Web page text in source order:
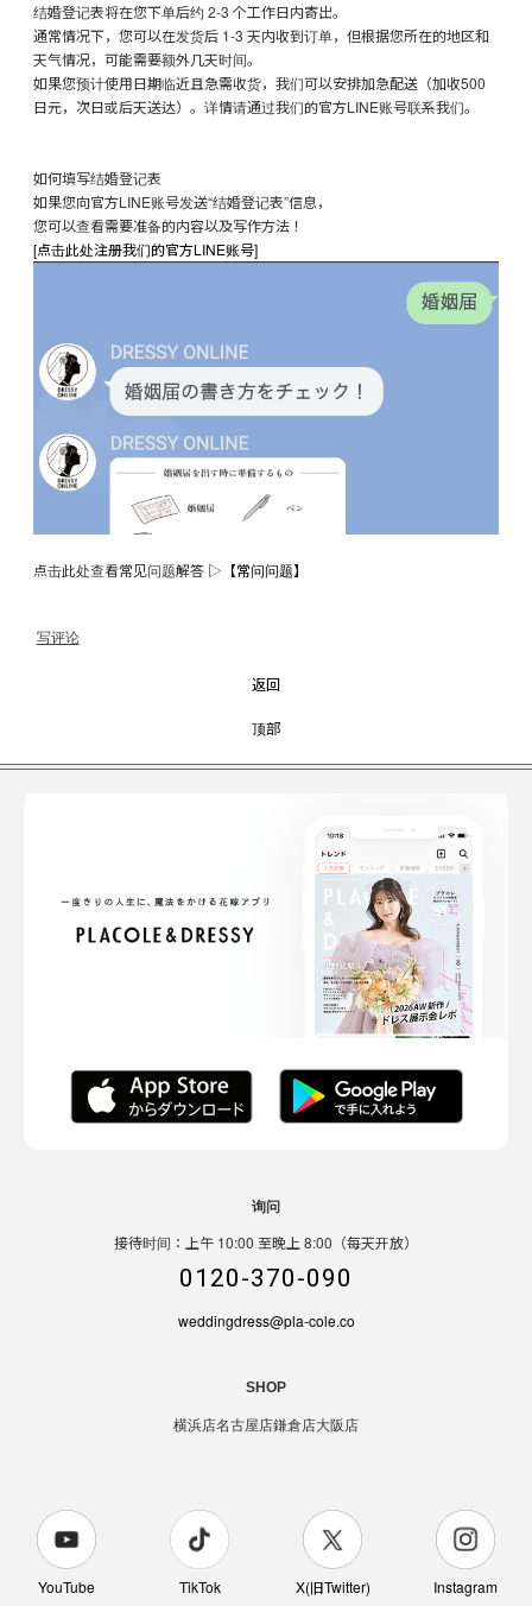
结婚登记表将在您下单后约 2-3 个工作日内寄出。
通常情况下，您可以在发货后 1-3 天内收到订单，但根据您所在的地区和
天气情况，可能需要额外几天时间。
如果您预计使用日期临近且急需收货，我们可以安排加急配送（加收500
日元，次日或后天送达）。详情请通过我们的官方LINE账号联系我们。
如何填写结婚登记表
如果您向官方LINE账号发送“结婚登记表”信息，
您可以查看需要准备的内容以及写作方法！
[点击此处注册我们的官方LINE账号]
点击此处查看常见问题解答 ▷ 【常问问题】
写评论
返回
顶部
询问
接待时间：上午 10:00 至晚上 8:00（每天开放）
0120-370-090
weddingdress@pla-cole.co
SHOP
横浜店名古屋店鎌倉店大阪店
YouTube TikTok X(旧Twitter) Instagram